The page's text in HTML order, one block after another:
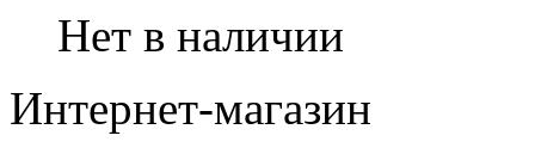
Нет в наличии
Интернет-магазин